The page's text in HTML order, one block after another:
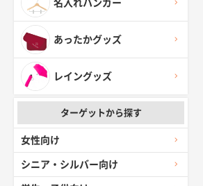
名入れハンガー
あったかグッズ
レイングッズ
ターゲットから探す
女性向け
シニア・シルバー向け